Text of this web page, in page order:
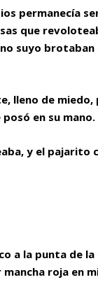
permanecía
que
suyo
lleno de
en su mano.
y el pajarito
a la punta de
roja en